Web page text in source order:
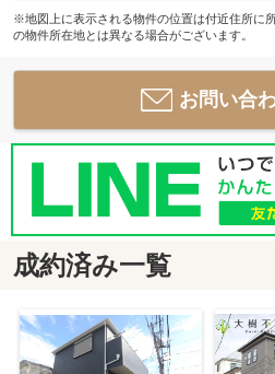
※地図上に表示される物件の位置は付近住所に
の物件所在地とは異なる場合がございます。
お問い合
成約済み一覧